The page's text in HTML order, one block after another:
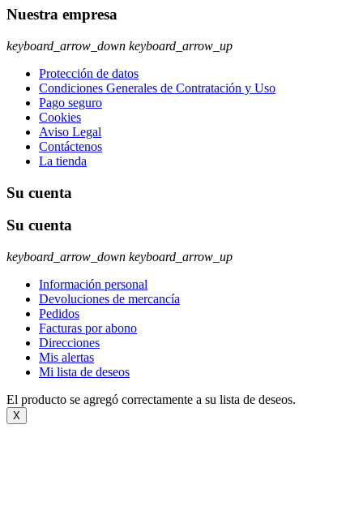
Nuestra empresa
keyboard_arrow_down keyboard_arrow_up
Protección de datos
Condiciones Generales de Contratación y Uso
Pago seguro
Cookies
Aviso Legal
Contáctenos
La tienda
Su cuenta
Su cuenta
keyboard_arrow_down keyboard_arrow_up
Información personal
Devoluciones de mercancía
Pedidos
Facturas por abono
Direcciones
Mis alertas
Mi lista de deseos
El producto se agregó correctamente a su lista de deseos.
X